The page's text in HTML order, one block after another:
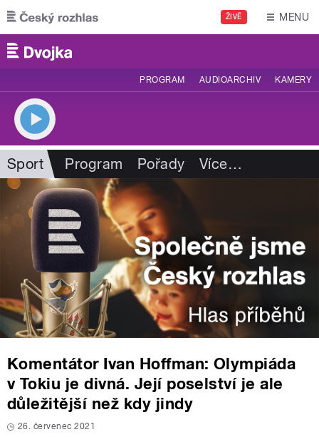
Přejít k hlavnímu obsahu
ŽIVĚ MENU
PROGRAM AUDIOARCHIV KAMERY
Sport Program Pořady Více…
Komentátor Ivan Hoffman: Olympiáda
v Tokiu je divná. Její poselství je ale
důležitější než kdy jindy
26. červenec 2021